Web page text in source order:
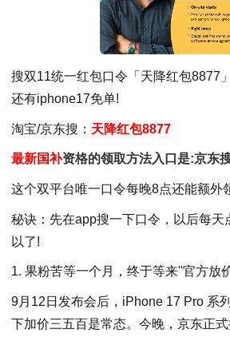
搜双11统一红包口令「天降红包8877
还有iphone17免单!
淘宝/京东搜： 天降红包8877
最新国补资格的领取方法入口是:京东
这个双平台唯一口令每晚8点还能额外
秘诀：先在app搜一下口令，以后每天
以了!
1. 果粉苦等一个月，终于等来"官方放
9月12日发布会后，iPhone 17 Pro 系
下加价三五百是常态。今晚，京东正式